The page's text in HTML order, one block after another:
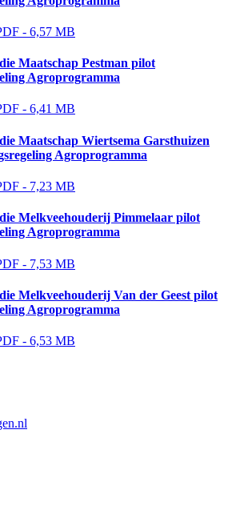
- 6,57 MB
Maatschap Pestman pilot
Agroprogramma
- 6,41 MB
Maatschap Wiertsema Garsthuizen
Agroprogramma
- 7,23 MB
Melkveehouderij Pimmelaar pilot
Agroprogramma
- 7,53 MB
Melkveehouderij Van der Geest pilot
Agroprogramma
- 6,53 MB